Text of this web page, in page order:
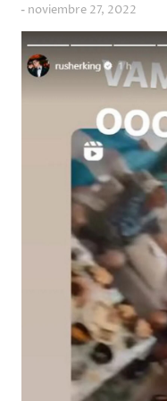
noviembre 27, 2022